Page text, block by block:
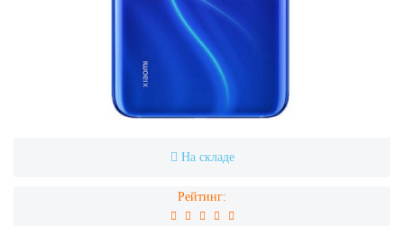
На складе
Рейтинг: